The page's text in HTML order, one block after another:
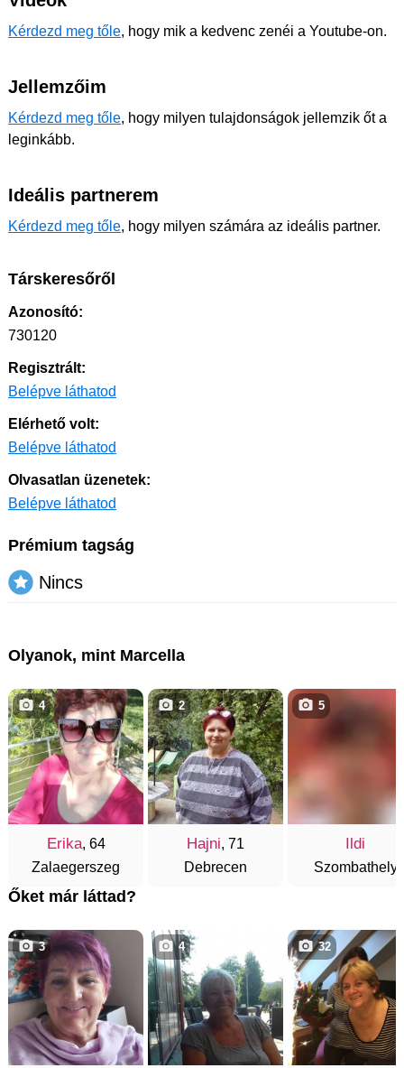
Kérdezd meg tőle, hogy mik a kedvenc zenéi a Youtube-on.
Jellemzőim
Kérdezd meg tőle, hogy milyen tulajdonságok jellemzik őt a
leginkább.
Ideális partnerem
Kérdezd meg tőle, hogy milyen számára az ideális partner.
Társkeresőről
Azonosító:
730120
Regisztrált:
Belépve láthatod
Elérhető volt:
Belépve láthatod
Olvasatlan üzenetek:
Belépve láthatod
Prémium tagság
Nincs
Olyanok, mint Marcella
Erika, 64
Zalaegerszeg
4
Hajni, 71
Debrecen
2
Ildi
Szombathely
5
Őket már láttad?
3 4 32